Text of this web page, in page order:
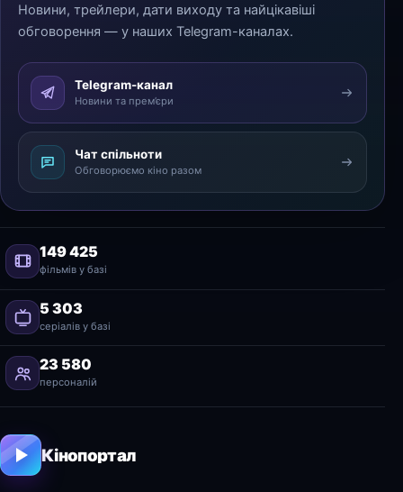
Новини, трейлери, дати виходу та найцікавіші
обговорення — у наших Telegram-каналах.
Telegram-канал
Новини та прем’єри
Чат спільноти
Обговорюємо кіно разом
149 425
фільмів у базі
5 303
серіалів у базі
23 580
персоналій
Кінопортал